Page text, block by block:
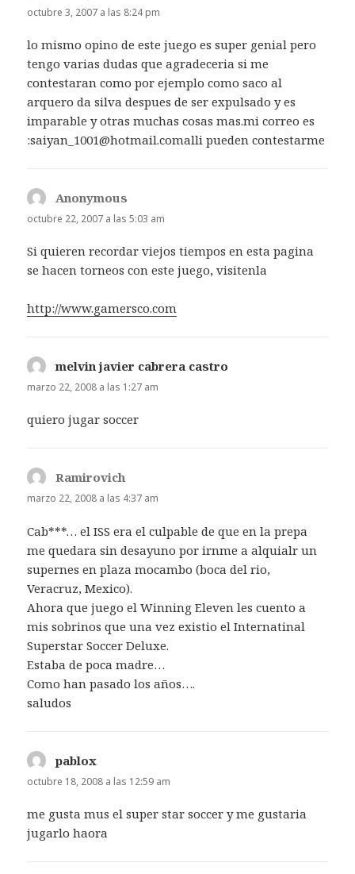
octubre 3, 2007 a las 8:24 pm
lo mismo opino de este juego es super genial pero
tengo varias dudas que agradeceria si me
contestaran como por ejemplo como saco al
arquero da silva despues de ser expulsado y es
imparable y otras muchas cosas mas.mi correo es
:saiyan_1001@hotmail.comalli pueden contestarme
Anonymous
octubre 22, 2007 a las 5:03 am
Si quieren recordar viejos tiempos en esta pagina
se hacen torneos con este juego, visitenla
http://www.gamersco.com
melvin javier cabrera castro
marzo 22, 2008 a las 1:27 am
quiero jugar soccer
Ramirovich
marzo 22, 2008 a las 4:37 am
Cab***… el ISS era el culpable de que en la prepa
me quedara sin desayuno por irnme a alquialr un
supernes en plaza mocambo (boca del rio,
Veracruz, Mexico).
Ahora que juego el Winning Eleven les cuento a
mis sobrinos que una vez existio el Internatinal
Superstar Soccer Deluxe.
Estaba de poca madre…
Como han pasado los años….
saludos
pablox
octubre 18, 2008 a las 12:59 am
me gusta mus el super star soccer y me gustaria
jugarlo haora